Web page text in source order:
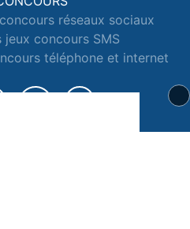
réseaux sociaux
jeux concours SMS
téléphone et internet